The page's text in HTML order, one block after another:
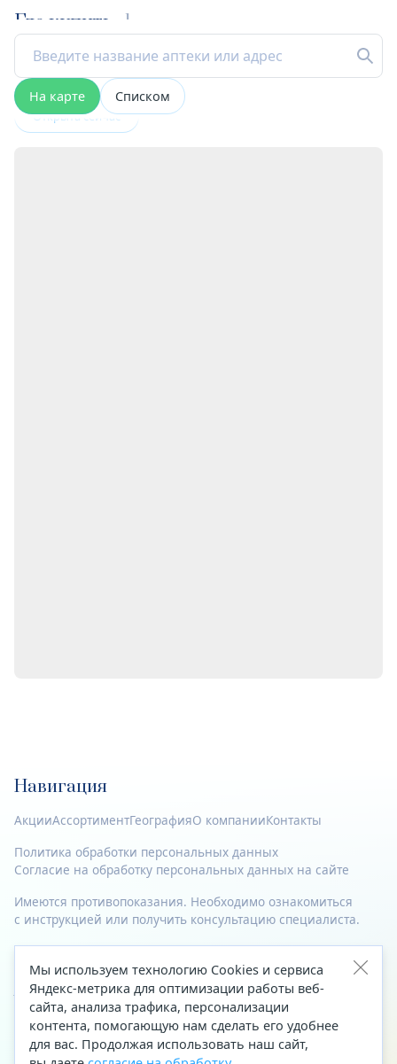
Где купить 1
На карте Списком
Открыта сейчас
Навигация
АкцииАссортиментГеографияО компанииКонтакты
Политика обработки персональных данных
Согласие на обработку персональных данных на сайте
Имеются противопоказания. Необходимо ознакомиться
с инструкцией или получить консультацию специалиста.
© 2023—2026 Все права защищены.
Адрес
Архангельск, ул. Папанина, д. 19 (вход в здание со стороны
автоцентра «Тойота»)
Мы используем технологию Cookies и сервиса
Яндекс-метрика для оптимизации работы веб-
сайта, анализа трафика, персонализации
контента, помогающую нам сделать его удобнее
для вас. Продолжая использовать наш сайт,